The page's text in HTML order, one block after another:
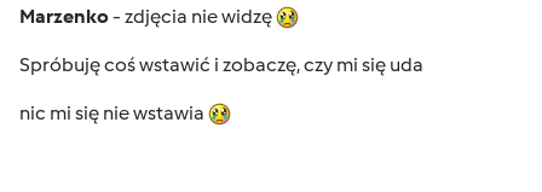
Marzenko- zdjęcia nie widzę
Spróbuję coś wstawić i zobaczę, czy mi się uda
nic mi się nie wstawia